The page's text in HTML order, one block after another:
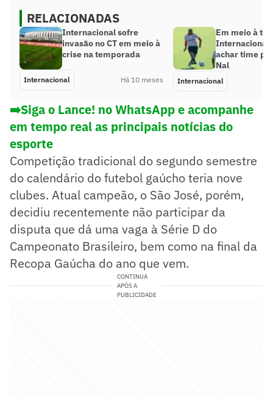
RELACIONADAS
Internacional sofre
invasão no CT em meio à
crise na temporada
Internacional Há 10 meses
Em meio à
Internacional
achar time
Nal
Internacional
➡️Siga o Lance! no WhatsApp e acompanhe
em tempo real as principais notícias do
esporte
Competição tradicional do segundo semestre
do calendário do futebol gaúcho teria nove
clubes. Atual campeão, o São José, porém,
decidiu recentemente não participar da
disputa que dá uma vaga à Série D do
Campeonato Brasileiro, bem como na final da
Recopa Gaúcha do ano que vem.
CONTINUA
APÓS A
PUBLICIDADE